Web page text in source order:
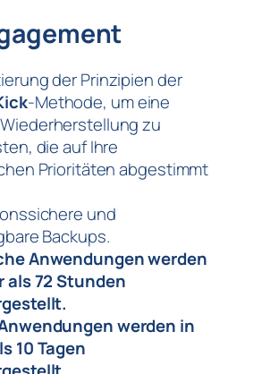
der Prinzipien der
-Methode, um eine
zu
die auf Ihre
Prioritäten abgestimmt
und
Backups.
Anwendungen werden
als 72 Stunden
werden in
10 Tagen